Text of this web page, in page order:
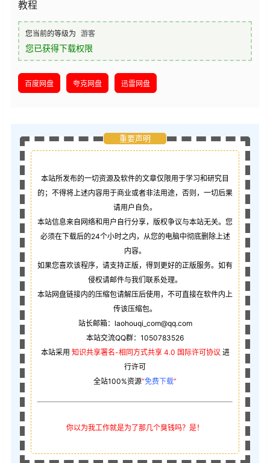
教程
您当前的等级为 游客
您已获得下载权限
百度网盘 夸克网盘 迅雷网盘
重要声明
本站所发布的一切资源及软件的文章仅限用于学习和研究目
的；不得将上述内容用于商业或者非法用途，否则，一切后果
请用户自负。
本站信息来自网络和用户自行分享，版权争议与本站无关。您
必须在下载后的24个小时之内，从您的电脑中彻底删除上述
内容。
如果您喜欢该程序，请支持正版，得到更好的正版服务。如有
侵权请邮件与我们联系处理。
本站网盘链接内的压缩包请解压后使用，不可直接在软件内上
传该压缩包。
站长邮箱：laohouqi_com@qq.com
本站交流QQ群：1050783526
本站采用 知识共享署名-相同方式共享 4.0 国际许可协议 进
行许可
全站100%资源“免费下载”
你以为我工作就是为了那几个臭钱吗？是！